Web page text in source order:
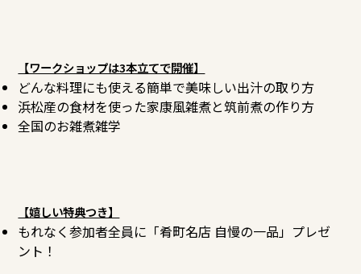
【ワークショップは3本立てで開催】
どんな料理にも使える簡単で美味しい出汁の取り方
浜松産の食材を使った家康風雑煮と筑前煮の作り方
全国のお雑煮雑学
【嬉しい特典つき】
もれなく参加者全員に「肴町名店 自慢の一品」プレゼ
ント！